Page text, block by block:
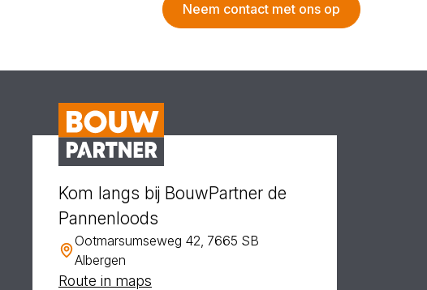
Neem contact met ons op
Kom langs bij BouwPartner de
Pannenloods
Ootmarsumseweg 42, 7665 SB
Albergen
Route in maps